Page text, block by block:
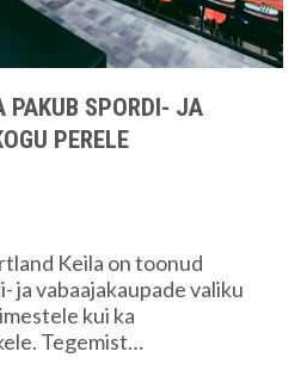
PAKUB SPORDI- JA
PERELE
Keila on toonud
ja vabaajakaupade valiku
kui ka
Tegemist…